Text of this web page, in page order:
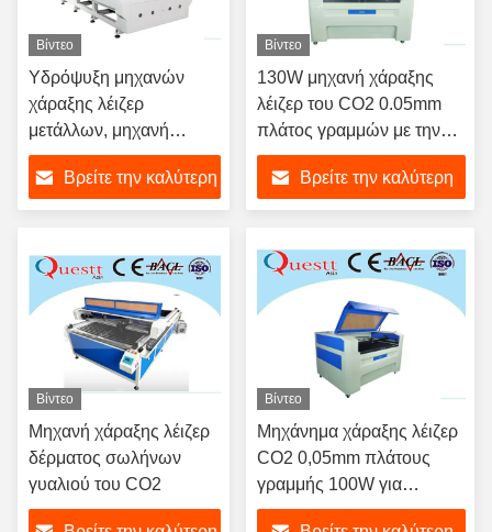
Βίντεο
Υδρόψυξη μηχανών
χάραξης λέιζερ
μετάλλων, μηχανή
χαρακτικής λέιζερ του
CO2 υψηλής ταχύτητας
Βρείτε την καλύτερη
Βίντεο
130W μηχανή χάραξης
λέιζερ του CO2 0.05mm
πλάτος γραμμών με την
περιστροφική σύνδεση
Βρείτε την καλύτερη
Βίντεο
Μηχανή χάραξης λέιζερ
δέρματος σωλήνων
γυαλιού του CO2
Βίντεο
Μηχάνημα χάραξης λέιζερ
CO2 0,05mm πλάτους
γραμμής 100W για
υδρόψυξη δέρματος τζιν